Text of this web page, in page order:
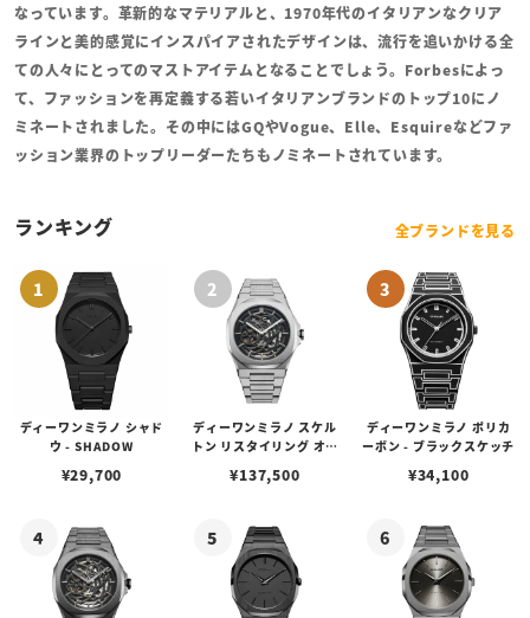
なっています。革新的なマテリアルと、1970年代のイタリアンなクリア
ラインと美的感覚にインスパイアされたデザインは、流行を追いかける全
ての人々にとってのマストアイテムとなることでしょう。Forbesによっ
て、ファッションを再定義する若いイタリアンブランドのトップ10にノ
ミネートされました。その中にはGQやVogue、Elle、Esquireなどファ
ッション業界のトップリーダーたちもノミネートされています。
ランキング 全ブランドを見る
ディーワンミラノ シャド
ウ - SHADOW
¥29,700
ディーワンミラノ スケル
トン リスタイリング オー
¥137,500
ディーワンミラノ ポリカ
ーボン - ブラックスケッチ
¥34,100